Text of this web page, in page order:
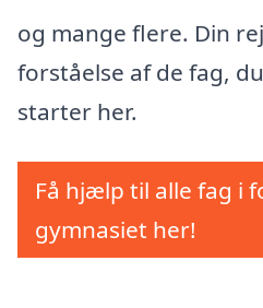
og mange flere. Din
forståelse af de fag,
starter her.
Få hjælp til alle fag i
gymnasiet her!